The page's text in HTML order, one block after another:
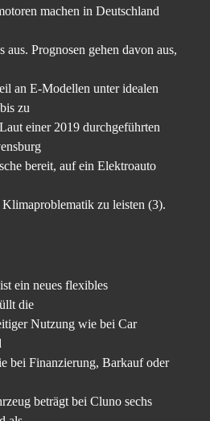
machen in Deutschland
aus. Prognosen gehen davon aus,
an E-Modellen unter idealen
zu
einer 2019 durchgeführten
bereit, auf ein Elektroauto
zu leisten (3).
ein neues flexibles
die
Nutzung wie bei Car
bei Finanzierung, Barkauf oder
beträgt bei Cluno sechs